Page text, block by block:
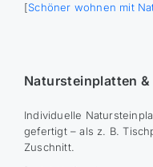
[Schöner wohnen mit
Natursteinplatten
Individuelle
gefertigt – als z. B.
Zuschnitt.